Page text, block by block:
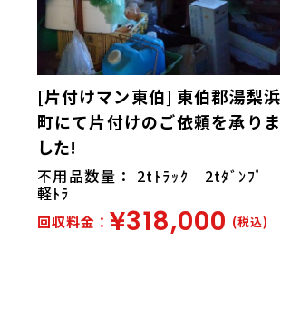
[片付けマン東伯] 東伯郡湯梨浜
町にて片付けのご依頼を承りま
した!
不用品数量： 2tﾄﾗｯｸ 2tﾀﾞﾝﾌﾟ
軽ﾄﾗ
回収料金： ¥318,000 (税込)